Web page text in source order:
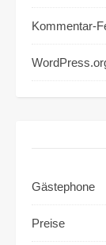
Kommentar-
Gästephone
Preise